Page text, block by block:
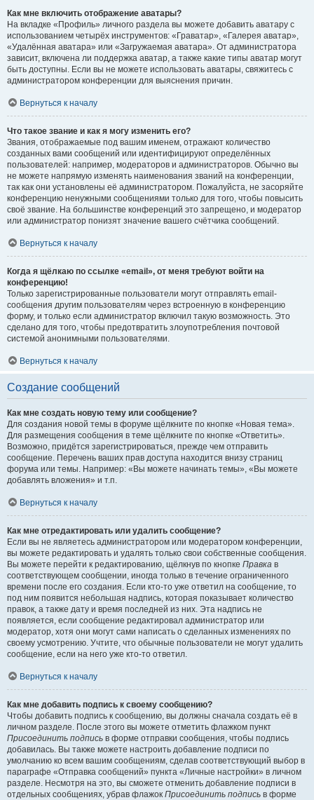
Как мне включить отображение аватары?
На вкладке «Профиль» личного раздела вы можете добавить аватару с
использованием четырёх инструментов: «Граватар», «Галерея аватар»,
«Удалённая аватара» или «Загружаемая аватара». От администратора
зависит, включена ли поддержка аватар, а также какие типы аватар могут
быть доступны. Если вы не можете использовать аватары, свяжитесь с
администратором конференции для выяснения причин.
Вернуться к началу
Что такое звание и как я могу изменить его?
Звания, отображаемые под вашим именем, отражают количество
созданных вами сообщений или идентифицируют определённых
пользователей: например, модераторов и администраторов. Обычно вы
не можете напрямую изменять наименования званий на конференции,
так как они установлены её администратором. Пожалуйста, не засоряйте
конференцию ненужными сообщениями только для того, чтобы повысить
своё звание. На большинстве конференций это запрещено, и модератор
или администратор понизят значение вашего счётчика сообщений.
Вернуться к началу
Когда я щёлкаю по ссылке «email», от меня требуют войти на
конференцию!
Только зарегистрированные пользователи могут отправлять email-
сообщения другим пользователям через встроенную в конференцию
форму, и только если администратор включил такую возможность. Это
сделано для того, чтобы предотвратить злоупотребления почтовой
системой анонимными пользователями.
Вернуться к началу
Создание сообщений
Как мне создать новую тему или сообщение?
Для создания новой темы в форуме щёлкните по кнопке «Новая тема».
Для размещения сообщения в теме щёлкните по кнопке «Ответить».
Возможно, придётся зарегистрироваться, прежде чем отправить
сообщение. Перечень ваших прав доступа находится внизу страниц
форума или темы. Например: «Вы можете начинать темы», «Вы можете
добавлять вложения» и т.п.
Вернуться к началу
Как мне отредактировать или удалить сообщение?
Если вы не являетесь администратором или модератором конференции,
вы можете редактировать и удалять только свои собственные сообщения.
Вы можете перейти к редактированию, щёлкнув по кнопке Правка в
соответствующем сообщении, иногда только в течение ограниченного
времени после его создания. Если кто-то уже ответил на сообщение, то
под ним появится небольшая надпись, которая показывает количество
правок, а также дату и время последней из них. Эта надпись не
появляется, если сообщение редактировал администратор или
модератор, хотя они могут сами написать о сделанных изменениях по
своему усмотрению. Учтите, что обычные пользователи не могут удалить
сообщение, если на него уже кто-то ответил.
Вернуться к началу
Как мне добавить подпись к своему сообщению?
Чтобы добавить подпись к сообщению, вы должны сначала создать её в
личном разделе. После этого вы можете отметить флажком пункт
Присоединить подпись в форме отправки сообщения, чтобы подпись
добавилась. Вы также можете настроить добавление подписи по
умолчанию ко всем вашим сообщениям, сделав соответствующий выбор в
параграфе «Отправка сообщений» пункта «Личные настройки» в личном
разделе. Несмотря на это, вы сможете отменить добавление подписи в
отдельных сообщениях, убрав флажок Присоединить подпись в форме